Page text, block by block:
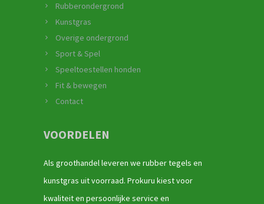
Rubberondergrond
Kunstgras
Overige ondergrond
Sport & Spel
Speeltoestellen honden
Fit & bewegen
Contact
VOORDELEN
Als groothandel leveren we rubber tegels en
kunstgras uit voorraad. Prokuru kiest voor
kwaliteit en persoonlijke service en